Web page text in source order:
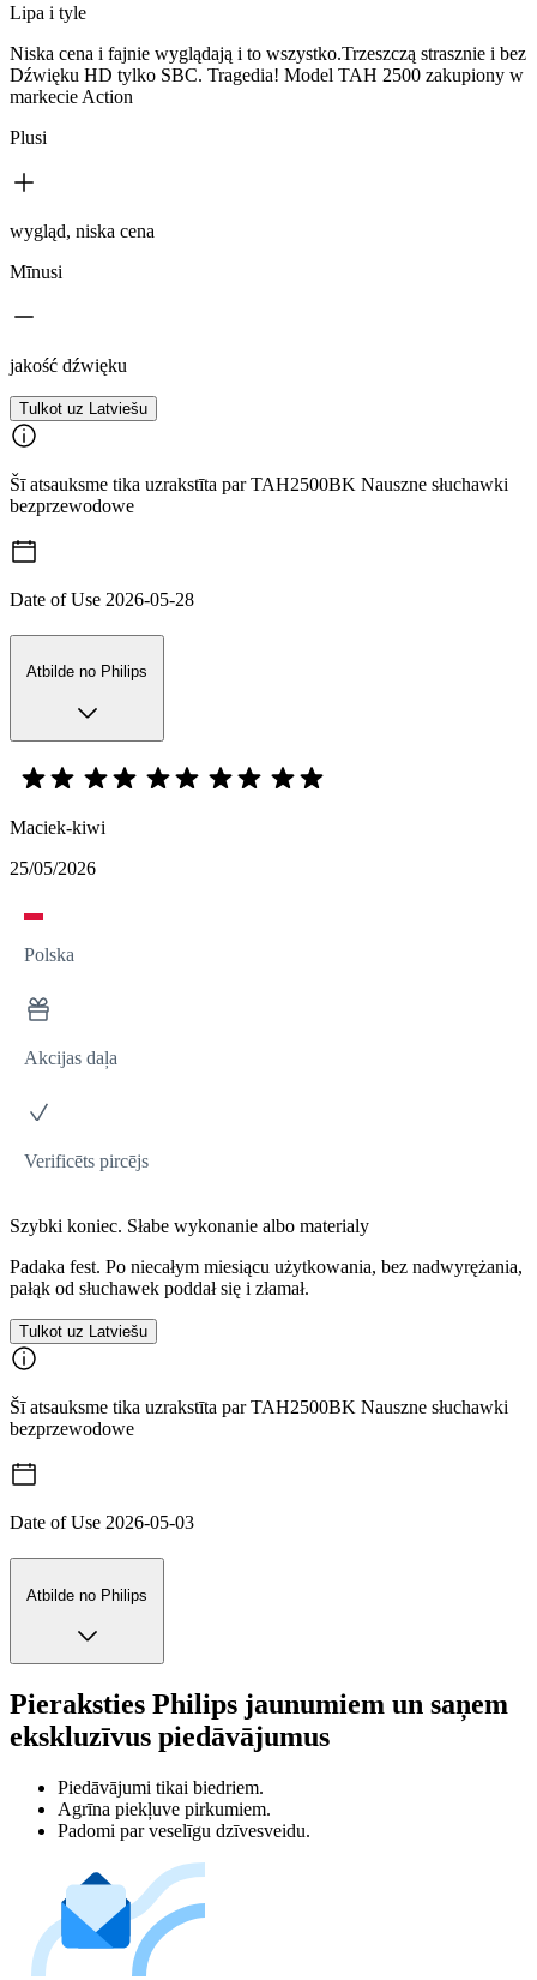
Lipa i tyle
Niska cena i fajnie wyglądają i to wszystko.Trzeszczą strasznie i bez
Dźwięku HD tylko SBC. Tragedia! Model TAH 2500 zakupiony w
markecie Action
Plusi
wygląd, niska cena
Mīnusi
jakość dźwięku
Tulkot uz Latviešu
Šī atsauksme tika uzrakstīta par TAH2500BK Nauszne słuchawki
bezprzewodowe
Date of Use 2026-05-28
Atbilde no Philips
Maciek-kiwi
25/05/2026
Polska
Akcijas daļa
Verificēts pircējs
Szybki koniec. Słabe wykonanie albo materialy
Padaka fest. Po niecałym miesiącu użytkowania, bez nadwyrężania,
pałąk od słuchawek poddał się i złamał.
Tulkot uz Latviešu
Šī atsauksme tika uzrakstīta par TAH2500BK Nauszne słuchawki
bezprzewodowe
Date of Use 2026-05-03
Atbilde no Philips
Pieraksties Philips jaunumiem un saņem
ekskluzīvus piedāvājumus
Piedāvājumi tikai biedriem.
Agrīna piekļuve pirkumiem.
Padomi par veselīgu dzīvesveidu.